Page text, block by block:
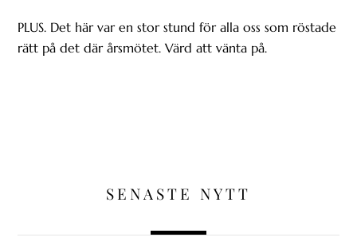
PLUS. Det här var en stor stund för alla oss som röstade
rätt på det där årsmötet. Värd att vänta på.
SENASTE NYTT